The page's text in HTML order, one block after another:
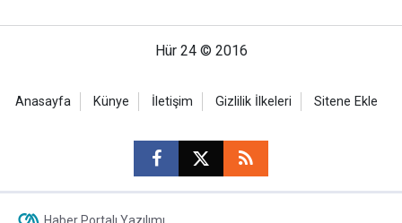
Hür 24 © 2016
Anasayfa Künye İletişim Gizlilik İlkeleri Sitene Ekle